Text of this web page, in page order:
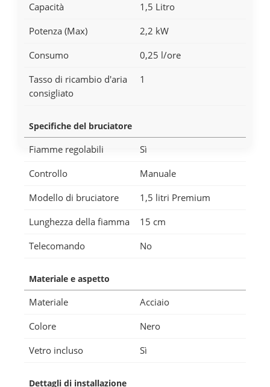
Capacità
1,5 Litro
Potenza (Max)
2,2 kW
Consumo
0,25 l/ore
Tasso di ricambio d'aria
consigliato
1
Specifiche del bruciatore
Fiamme regolabili
Sì
Controllo
Manuale
Modello di bruciatore
1,5 litri Premium
Lunghezza della fiamma
15 cm
Telecomando
No
Materiale e aspetto
Materiale
Acciaio
Colore
Nero
Vetro incluso
Sì
Dettagli di installazione